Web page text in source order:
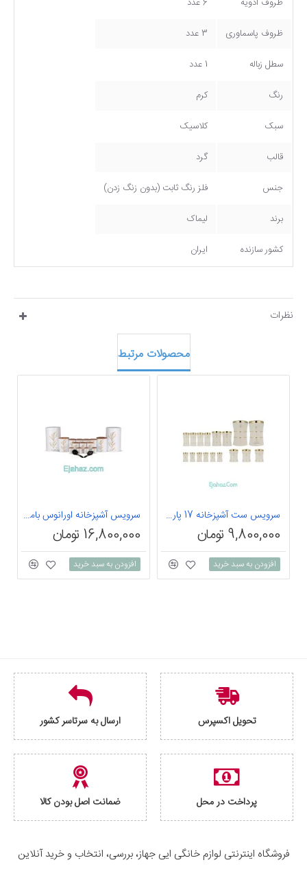
ظروف پاسماوری 3 عدد
سطل زباله 1 عدد
رنگ کرم
سبک کلاسیک
قالب گرد
جنس فلز رنگ ثابت (بدون زنگ زدن)
برند لیماک
کشور سازنده ایران
نظرات
محصولات مرتبط
سرویس ست آشپزخانه 17 پارچه اورانوس مدل Classic کد 3-710
9,800,000 تومان
افزودن به سبد خرید
سرویس آشپزخانه اورانوس بامبو سفید 17 پارچه
16,800,000 تومان
افزودن به سبد خرید
تحویل اکسپرس ارسال به سرتاسر کشور
پرداخت در محل ضمانت اصل بودن کالا
فروشگاه اینترنتی لوازم خانگی ایی جهاز، بررسی، انتخاب و خرید آنلاین